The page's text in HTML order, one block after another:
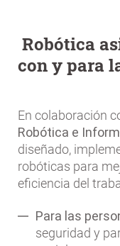
Robótica
con y para
En colaboración
Robótica e
diseñado,
robóticas para
eficiencia del
Para las
seguridad y